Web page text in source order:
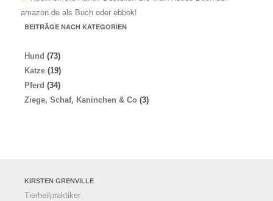
BEITRÄGE NACH KATEGORIEN
Hund (73)
Katze(19)
Pferd (34)
Ziege, Schaf, Kaninchen & Co(3)
KIRSTENGRENVILLE
Tierheilpraktiker